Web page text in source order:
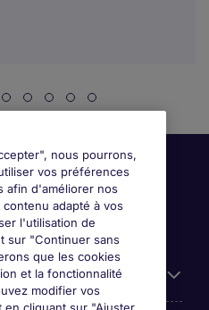
nous pourrons,
vos préférences
afin d'améliorer nos
adapté à vos
l'utilisation de
sur "Continuer sans
que les cookies
et la fonctionnalité
modifier vos